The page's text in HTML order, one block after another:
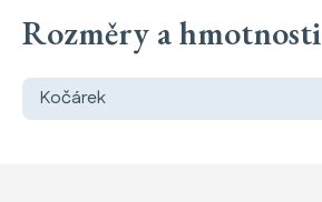
Sedák kočárku All Season
Zjistit více
Rozměry a hmotnosti
Kočárek